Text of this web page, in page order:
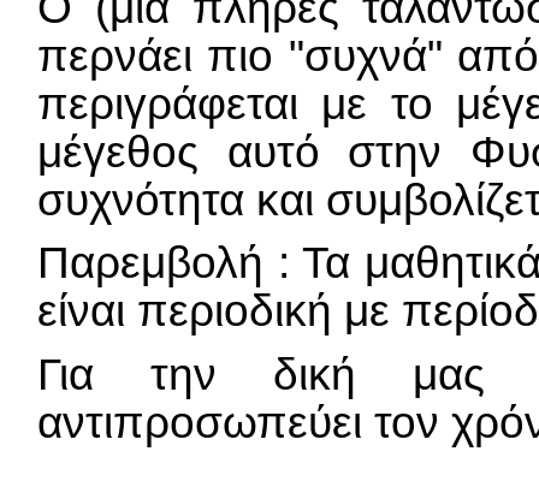
περνάει πιο "συχνά"
περιγράφεται με το
μέγεθος αυτό στην
συχνότητα και
Παρεμβολή : Τα
είναι περιοδική με
Για την δική μας
αντιπροσωπεύει τον